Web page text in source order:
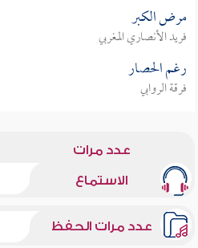
مرض الكبر
فريد الأنصاري المغربي
رغم الحصار
فرقة الروابي
عدد مرات
الاستماع
عدد مرات الحفظ